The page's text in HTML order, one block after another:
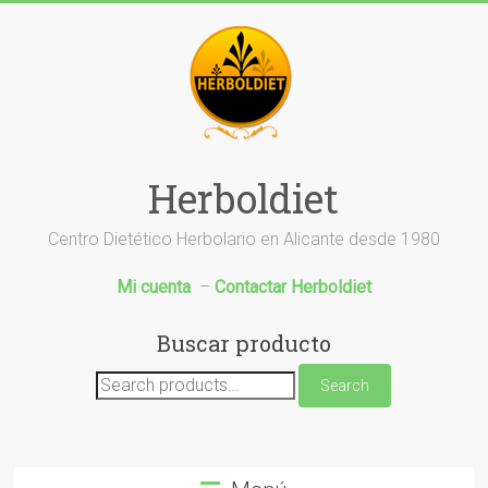
Herboldiet
Centro Dietético Herbolario en Alicante desde 1980
Mi cuenta – Contactar Herboldiet
Buscar producto
Search
for:
Search